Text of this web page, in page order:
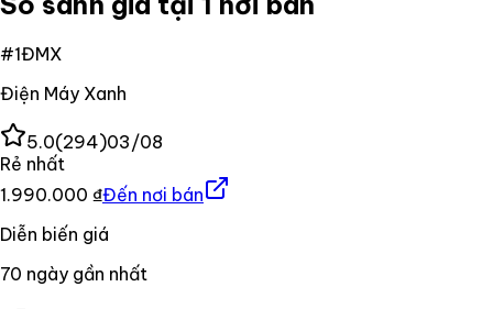
#1ĐMX
Điện Máy Xanh
5.0(294)03/08
Rẻ nhất
1.990.000 ₫Đến nơi bán
Diễn biến giá
70 ngày gần nhất